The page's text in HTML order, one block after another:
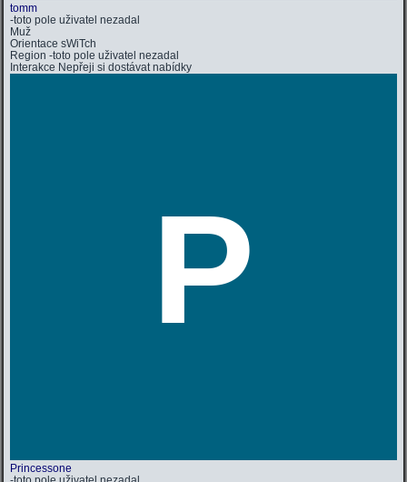
tomm
-toto pole uživatel nezadal
Muž
Orientace sWiTch
Region -toto pole uživatel nezadal
Interakce Nepřeji si dostávat nabídky
P
Princessone